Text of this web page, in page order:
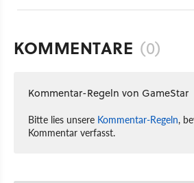
KOMMENTARE (0)
Kommentar-Regeln von GameStar
Bitte lies unsere Kommentar-Regeln,
Kommentar verfasst.